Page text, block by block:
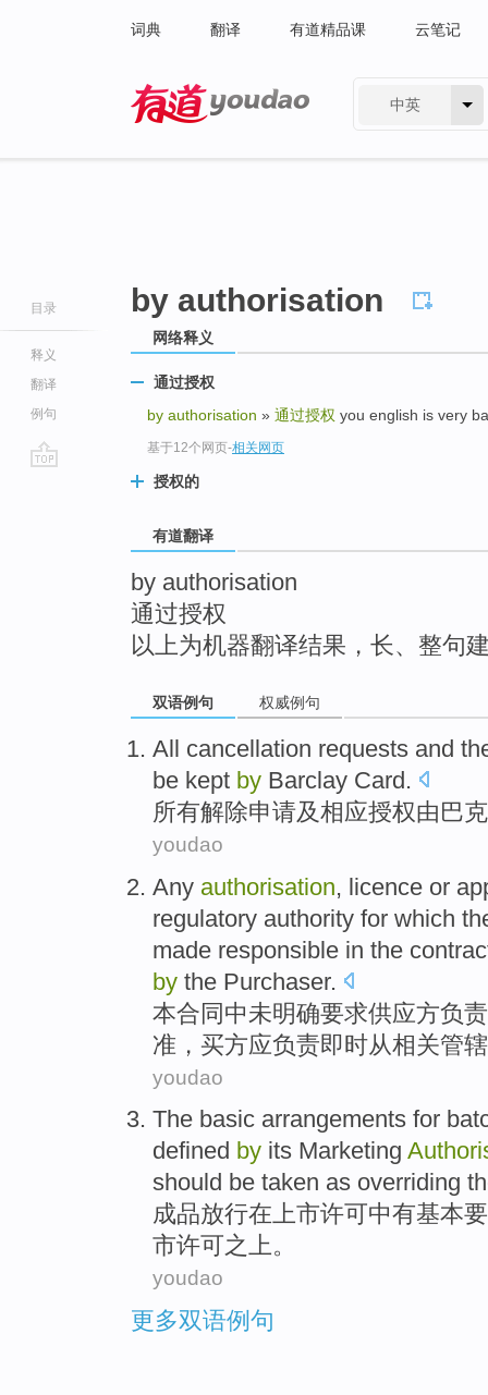
词典 翻译 有道精品课 云笔记
中英
目录
释义
翻译
例句
by authorisation
网络释义
通过授权
by authorisation » 通过授权 you english is very
基于12个网页-相关网页
授权的
有道翻译
by authorisation
通过授权
以上为机器翻译结果，长、整句
双语例句 权威例句
All cancellation requests and
be kept by Barclay Card.
所有解除申请及相应授权由巴
youdao
Any authorisation, licence or
regulatory authority for which
made responsible in the
by the Purchaser.
本合同 中未明确要求供应方负责
准 ，买方应负责即时从相关管辖
youdao
The basic arrangements for
defined by its Marketing
should be taken as overriding
成品放行在上市许可中有基本
市许可之上。
youdao
更多双语例句